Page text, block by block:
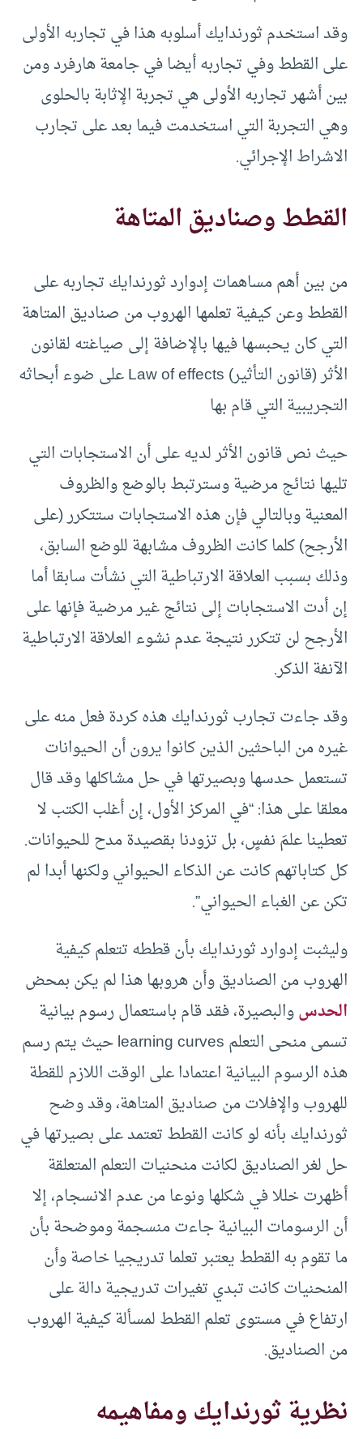
وقد استخدم ثورندايك أسلوبه هذا في تجاربه الأولى
على القطط وفي تجاربه أيضا في جامعة هارفرد ومن
بين أشهر تجاربه الأولى هي تجربة الإثابة بالحلوى
وهي التجربة التي استخدمت فيما بعد على تجارب
الاشراط الإجرائي.
القطط وصناديق المتاهة
من بين أهم مساهمات إدوارد ثورندايك تجاربه على
القطط وعن كيفية تعلمها الهروب من صناديق المتاهة
التي كان يحبسها فيها بالإضافة إلى صياغته لقانون
الأثر (قانون التأثير) Law of effects على ضوء أبحاثه
التجريبية التي قام بها
حيث نص قانون الأثر لديه على أن الاستجابات التي
تليها نتائج مرضية وسترتبط بالوضع والظروف
المعنية وبالتالي فإن هذه الاستجابات ستتكرر (على
الأرجح) كلما كانت الظروف مشابهة للوضع السابق،
وذلك بسبب العلاقة الارتباطية التي نشأت سابقا أما
إن أدت الاستجابات إلى نتائج غير مرضية فإنها على
الأرجح لن تتكرر نتيجة عدم نشوء العلاقة الارتباطية
الآنفة الذكر.
وقد جاءت تجارب ثورندايك هذه كردة فعل منه على
غيره من الباحثين الذين كانوا يرون أن الحيوانات
تستعمل حدسها وبصيرتها في حل مشاكلها وقد قال
معلقا على هذا: “في المركز الأول، إن أغلب الكتب لا
تعطينا علمَ نفسٍ، بل تزودنا بقصيدة مدح للحيوانات.
كل كتاباتهم كانت عن الذكاء الحيواني ولكنها أبدا لم
تكن عن الغباء الحيواني”.
وليثبت إدوارد ثورندايك بأن قططه تتعلم كيفية
الهروب من الصناديق وأن هروبها هذا لم يكن بمحض
الحدسوالبصيرة، فقد قام باستعمال رسوم بيانية
تسمى منحى التعلم learning curves حيث يتم رسم
هذه الرسوم البيانية اعتمادا على الوقت اللازم للقطة
للهروب والإفلات من صناديق المتاهة، وقد وضح
ثورندايك بأنه لو كانت القطط تعتمد على بصيرتها في
حل لغر الصناديق لكانت منحنيات التعلم المتعلقة
أظهرت خللا في شكلها ونوعا من عدم الانسجام، إلا
أن الرسومات البيانية جاءت منسجمة وموضحة بأن
ما تقوم به القطط يعتبر تعلما تدريجيا خاصة وأن
المنحنيات كانت تبدي تغيرات تدريجية دالة على
ارتفاع في مستوى تعلم القطط لمسألة كيفية الهروب
من الصناديق.
نظرية ثورندايك ومفاهيمه